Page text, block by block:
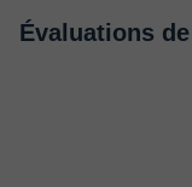
Évaluations